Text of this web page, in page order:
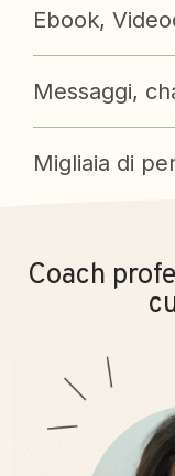
Ebook,
Messaggi,
Migliaia di
Coach